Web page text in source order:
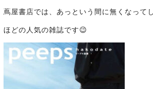
蔦屋書店では、あっという間に無くなって
ほどの人気の雑誌です😉